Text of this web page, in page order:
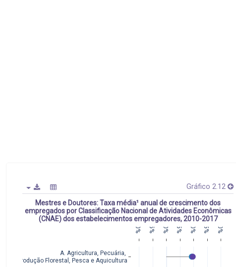
Gráfico 2.12
Mestres e Doutores: Taxa média¹ anual de crescimento dos
empregados por Classificação Nacional de Atividades Econômicas
(CNAE) dos estabelecimentos empregadores, 2010-2017
A. Agricultura, Pecuária,
Produção Florestal, Pesca e Aquicultura
−10% −5% 0% 5% 10% 15% 20%